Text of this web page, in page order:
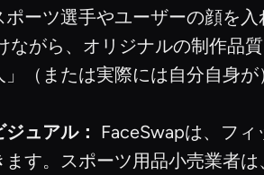
ーツ選手やユーザーの顔を
ながら、オリジナルの制作品
（または実際には自分自身
ュアル： FaceSwapは、フィ
す。スポーツ用品小売業者